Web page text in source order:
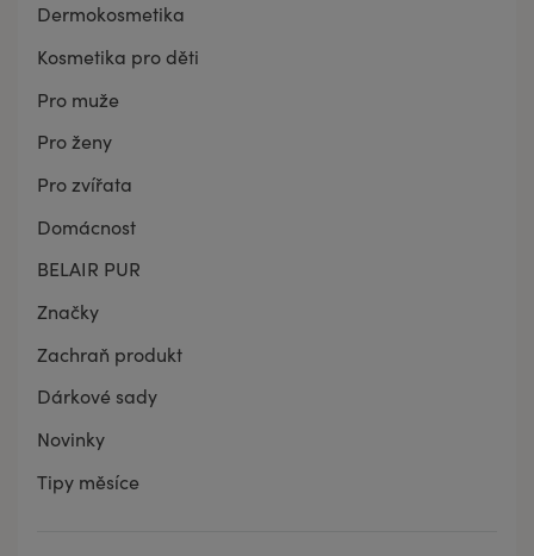
Dermokosmetika
Kosmetika pro děti
Pro muže
Pro ženy
Pro zvířata
Domácnost
BELAIR PUR
Značky
Zachraň produkt
Dárkové sady
Novinky
Tipy měsíce